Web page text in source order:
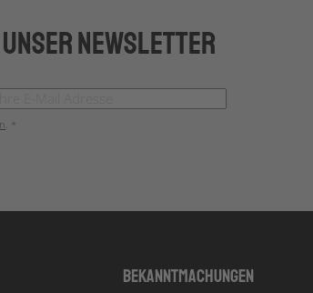
Unser Newsletter
. *
Bekanntmachungen